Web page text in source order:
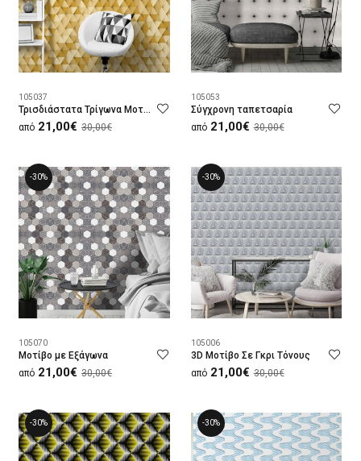
105037
Τρισδιάστατα Τρίγωνα Μοτίβα
από 21,00€ 30,00€
105053
Σύγχρονη ταπετσαρία
από 21,00€ 30,00€
-30%
105070
Μοτίβο με Εξάγωνα
από 21,00€ 30,00€
-30%
105006
3D Μοτίβο Σε Γκρι Τόνους
από 21,00€ 30,00€
-30% -30%